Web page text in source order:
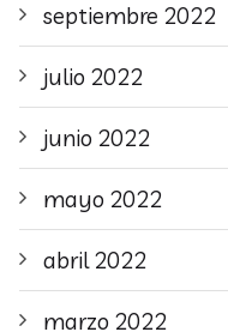
septiembre 2022
julio 2022
junio 2022
mayo 2022
abril 2022
marzo 2022